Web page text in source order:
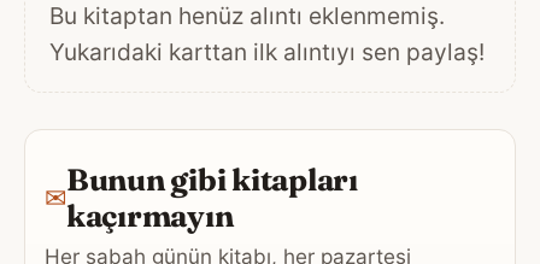
Bu kitaptan henüz alıntı eklenmemiş.
Yukarıdaki karttan ilk alıntıyı sen paylaş!
✉Bunun gibi kitapları
kaçırmayın
Her sabah günün kitabı, her pazartesi